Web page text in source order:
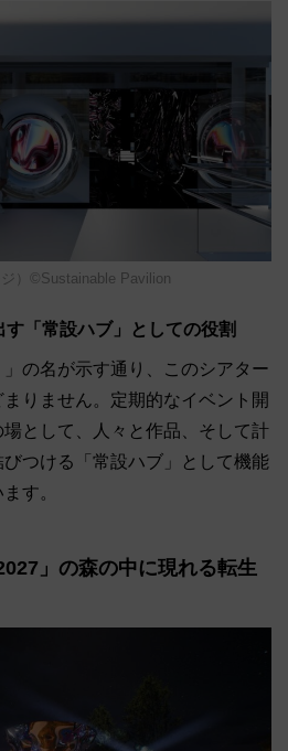
ジ）©Sustainable Pavilion
「常設ハブ」としての役割
」の名が示す通り、このシアター
りません。定期的なイベント開
として、人々と作品、そして計
つける「常設ハブ」として機能
す。
」の森の中に現れる転生